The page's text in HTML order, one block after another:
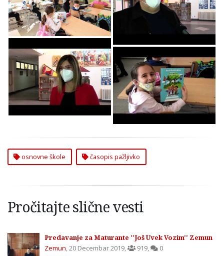
Škole
Zemunske Osnovne
Škole
Časopis Pažljivko za
Zemunske Osnovne
Škole
Časopis Pažljivko za
Zemunske Osnovne
Škole
osnovne škole časopis pažljivko
Pročitajte slične vesti
Predavanje za Maturante ''Još Uvek Vozim'' Zemun
Zemun,20 Decembar 2019, 919, 0